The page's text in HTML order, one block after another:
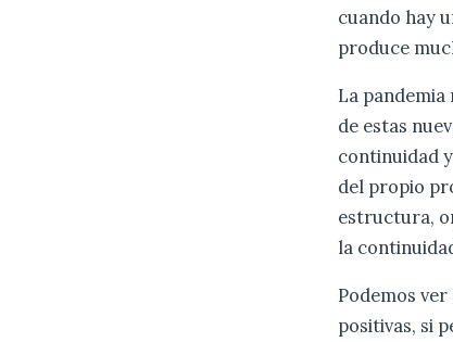
cuando hay
produce
La
de estas
continuidad
del propio
estructura,
la
Podemos ver
positivas, si